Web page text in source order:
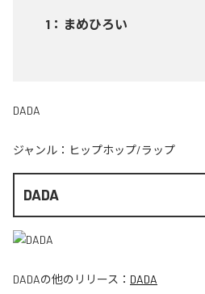
1 ： まめひろい
DADA
ジャンル： ヒップホップ/ラップ
DADA
DADAの他のリリース： DADA